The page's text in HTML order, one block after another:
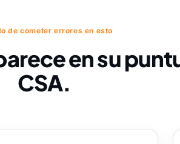
de cometer errores en esto
en su
CSA.